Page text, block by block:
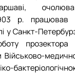
р. працював
у Санкт-
прозектора